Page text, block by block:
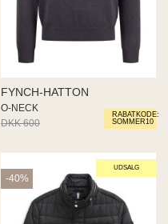
RABATKODE:
SOMMER10
FYNCH-HATTON
O-NECK
DKK 600
DKK 360
UDSALG
-40%